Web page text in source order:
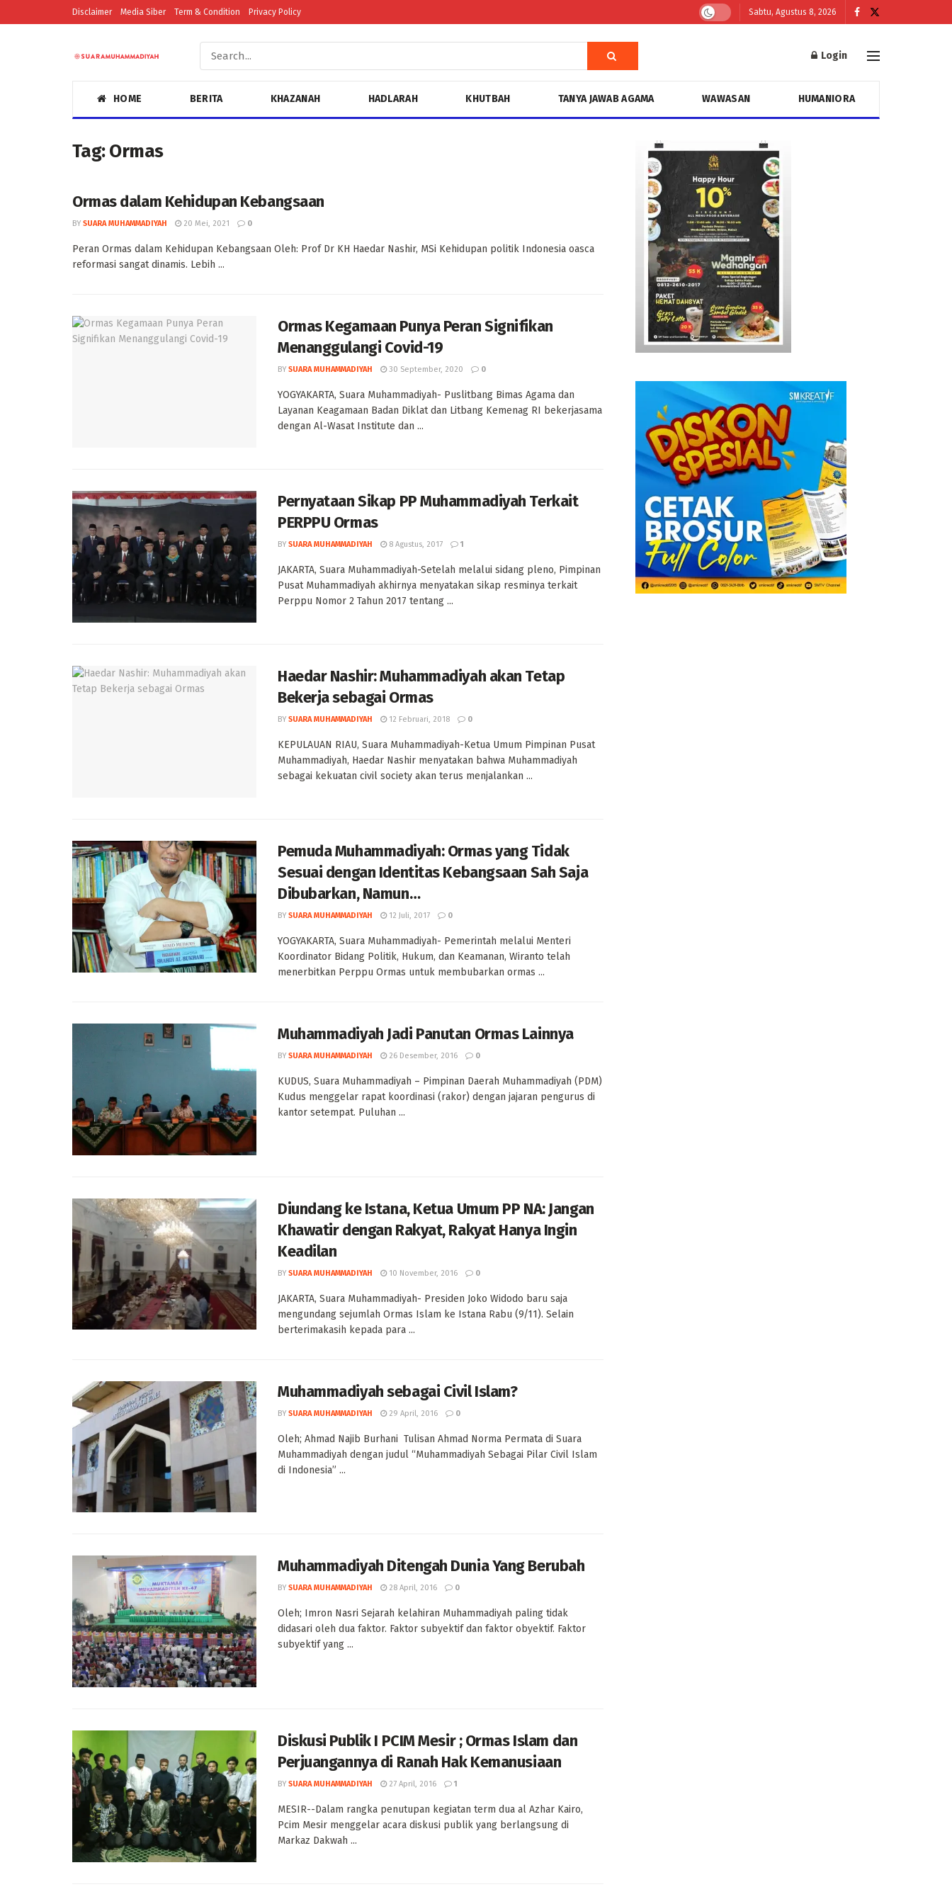
Disclaimer Media Siber Term & Condition Privacy Policy Sabtu, Agustus 8, 2026
Login
HOME BERITA KHAZANAH HADLARAH KHUTBAH TANYA JAWAB AGAMA WAWASAN HUMANIORA
Tag:Ormas
Ormas dalam Kehidupan Kebangsaan
BY SUARA MUHAMMADIYAH 20 Mei, 2021 0
Peran Ormas dalam Kehidupan Kebangsaan Oleh: Prof Dr KH Haedar Nashir, MSi Kehidupan politik Indonesia oasca
reformasi sangat dinamis. Lebih ...
Ormas Kegamaan Punya Peran Signifikan
Menanggulangi Covid-19
BY SUARA MUHAMMADIYAH 30 September, 2020 0
YOGYAKARTA, Suara Muhammadiyah- Puslitbang Bimas Agama dan
Layanan Keagamaan Badan Diklat dan Litbang Kemenag RI bekerjasama
dengan Al-Wasat Institute dan ...
Pernyataan Sikap PP Muhammadiyah Terkait
PERPPU Ormas
BY SUARA MUHAMMADIYAH 8 Agustus, 2017 1
JAKARTA, Suara Muhammadiyah-Setelah melalui sidang pleno, Pimpinan
Pusat Muhammadiyah akhirnya menyatakan sikap resminya terkait
Perppu Nomor 2 Tahun 2017 tentang ...
Haedar Nashir: Muhammadiyah akan Tetap
Bekerja sebagai Ormas
BY SUARA MUHAMMADIYAH 12 Februari, 2018 0
KEPULAUAN RIAU, Suara Muhammadiyah-Ketua Umum Pimpinan Pusat
Muhammadiyah, Haedar Nashir menyatakan bahwa Muhammadiyah
sebagai kekuatan civil society akan terus menjalankan ...
Pemuda Muhammadiyah: Ormas yang Tidak
Sesuai dengan Identitas Kebangsaan Sah Saja
Dibubarkan, Namun…
BY SUARA MUHAMMADIYAH 12 Juli, 2017 0
YOGYAKARTA, Suara Muhammadiyah- Pemerintah melalui Menteri
Koordinator Bidang Politik, Hukum, dan Keamanan, Wiranto telah
menerbitkan Perppu Ormas untuk membubarkan ormas ...
Muhammadiyah Jadi Panutan Ormas Lainnya
BY SUARA MUHAMMADIYAH 26 Desember, 2016 0
KUDUS, Suara Muhammadiyah – Pimpinan Daerah Muhammadiyah (PDM)
Kudus menggelar rapat koordinasi (rakor) dengan jajaran pengurus di
kantor setempat. Puluhan ...
Diundang ke Istana, Ketua Umum PP NA: Jangan
Khawatir dengan Rakyat, Rakyat Hanya Ingin
Keadilan
BY SUARA MUHAMMADIYAH 10 November, 2016 0
JAKARTA, Suara Muhammadiyah- Presiden Joko Widodo baru saja
mengundang sejumlah Ormas Islam ke Istana Rabu (9/11). Selain
berterimakasih kepada para ...
Muhammadiyah sebagai Civil Islam?
BY SUARA MUHAMMADIYAH 29 April, 2016 0
Oleh; Ahmad Najib Burhani Tulisan Ahmad Norma Permata di Suara
Muhammadiyah dengan judul “Muhammadiyah Sebagai Pilar Civil Islam
di Indonesia” ...
Muhammadiyah Ditengah Dunia Yang Berubah
BY SUARA MUHAMMADIYAH 28 April, 2016 0
Oleh; Imron Nasri Sejarah kelahiran Muhammadiyah paling tidak
didasari oleh dua faktor. Faktor subyektif dan faktor obyektif. Faktor
subyektif yang ...
Diskusi Publik I PCIM Mesir ; Ormas Islam dan
Perjuangannya di Ranah Hak Kemanusiaan
BY SUARA MUHAMMADIYAH 27 April, 2016 1
MESIR--Dalam rangka penutupan kegiatan term dua al Azhar Kairo,
Pcim Mesir menggelar acara diskusi publik yang berlangsung di
Markaz Dakwah ...